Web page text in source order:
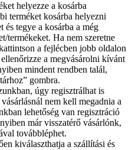
helyezze a kosárba
terméket kosárba helyezni
és tegye a kosárba a még
termékeket. Ha nem szeretne
a fejlécben jobb oldalon
a megvásárolni kívánt
mindent rendben talál,
gombra.
úgy regisztrálhat is
nem kell megadnia a
lehetőség van regisztráció
már visszatérő vásárlónk,
továbbléphet.
kiválaszthatja a szállítási és